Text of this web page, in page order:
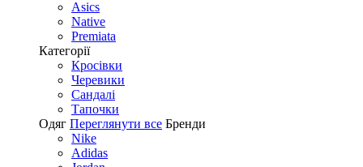
Asics
Native
Premiata
Категорії
Кросівки
Черевики
Сандалі
Tапочки
Одяг Переглянути все Бренди
Nike
Adidas